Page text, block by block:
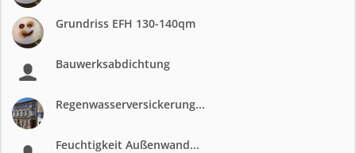
Grundriss EFH 130-140qm
Bauwerksabdichtung
Regenwasserversickerung...
Feuchtigkeit Außenwand...